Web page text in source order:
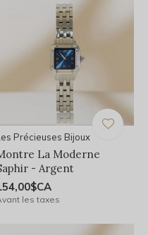
Précieuses Bijoux
La Moderne
- Argent
les taxes